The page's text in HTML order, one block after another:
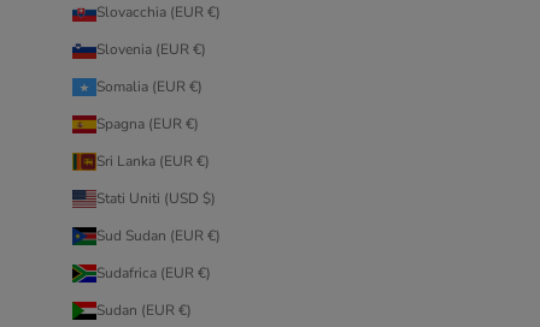
Slovacchia (EUR €)
Slovenia (EUR €)
Somalia (EUR €)
Spagna (EUR €)
Sri Lanka (EUR €)
Stati Uniti (USD $)
Sud Sudan (EUR €)
Sudafrica (EUR €)
Sudan (EUR €)